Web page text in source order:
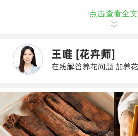
亲爱的花友们，你们学会了吗？
点击查看全文